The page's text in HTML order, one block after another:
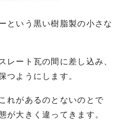
という黒い樹脂製の小さな
レート瓦の間に差し込み、
つようにします。
れがあるのとないのとで
が大きく違ってきます。